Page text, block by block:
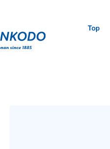
Top